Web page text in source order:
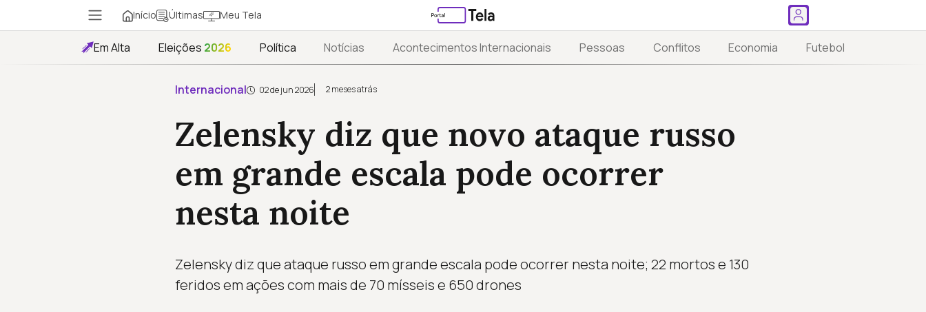
Início Últimas Meu Tela
Em Alta Eleições 2026 Política Notícias Acontecimentos Internacionais Pessoas Conflitos Economia Futebol
Internacional 02 de jun 2026 2 meses atrás
Zelensky diz que novo ataque russo
em grande escala pode ocorrer
nesta noite
Zelensky diz que ataque russo em grande escala pode ocorrer nesta noite; 22 mortos e 130
feridos em ações com mais de 70 mísseis e 650 drones